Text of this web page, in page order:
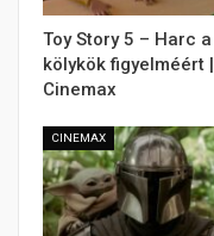
Toy Story 5 – Harc a
kölykök figyelméért |
Cinemax
CINEMAX